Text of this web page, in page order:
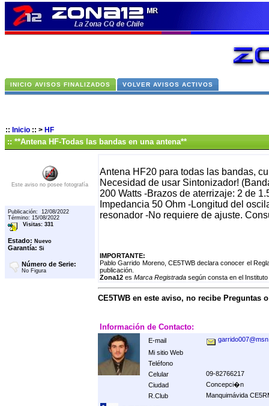
INICIO AVISOS FINALIZADOS VOLVER AVISOS ACTIVOS
:: Inicio :: > HF
:: **Antena HF-Todas las bandas en una antena**
Este aviso no posee fotografía
Publicación: 12/08/2022
Término: 15/08/2022
Visitas: 331
Estado: Nuevo
Garantía: Si
Número de Serie:
No Figura
Antena HF20 para todas las bandas,
Necesidad de usar Sintonizador!
200 Watts -Brazos de aterrizaje: 2 de
Impedancia 50 Ohm -Longitud del
resonador -No requiere de ajuste.
IMPORTANTE:
Pablo Garrido Moreno, CE5TWB declara conocer el
publicación.
Zona12 es Marca Registrada según consta en el
CE5TWB en este aviso, no recibe Preguntas
Información de Contacto:
E-mail
Mi sitio Web
Teléfono
Celular
09-82766217
Ciudad
Concepci�n
R.Club
Manquimávida